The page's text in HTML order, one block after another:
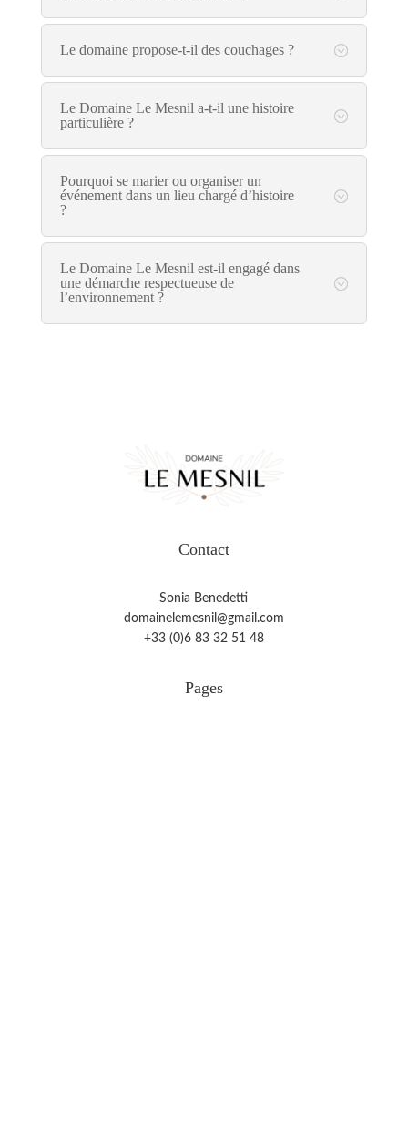
Le domaine propose-t-il des couchages ?
Le Domaine Le Mesnil a-t-il une histoire
particulière ?
Pourquoi se marier ou organiser un
événement dans un lieu chargé d’histoire
?
Le Domaine Le Mesnil est-il engagé dans
une démarche respectueuse de
l’environnement ?
Contact
Sonia Benedetti
domainelemesnil@gmail.com
+33 (0)6 83 32 51 48
Pages